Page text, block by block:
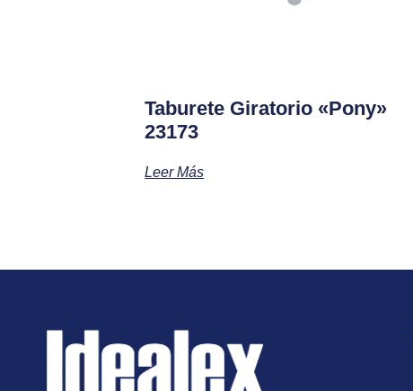
Taburete Giratorio «pony»
23173
Leer Más